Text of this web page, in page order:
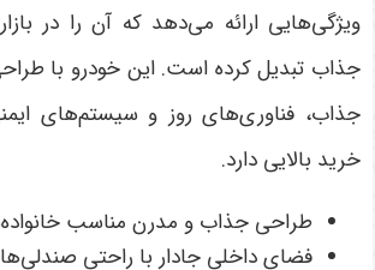
ویژگی‌هایی ارائه می‌دهد که آن را در
جذاب تبدیل کرده است. این خودرو با
جذاب، فناوری‌های روز و سیستم‌های
خرید بالایی دارد.
طراحی جذاب و مدرن مناسب
فضای داخلی جادار با راحتی